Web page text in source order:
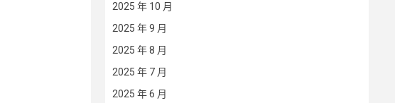
2025 年 10 月
2025 年 9 月
2025 年 8 月
2025 年 7 月
2025 年 6 月